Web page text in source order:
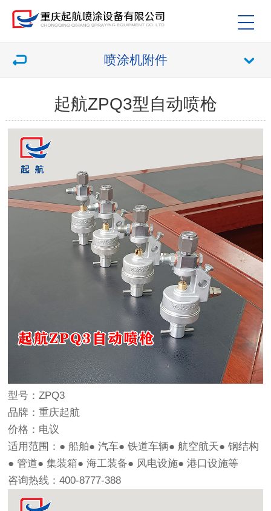
喷涂机附件
起航ZPQ3型自动喷枪
型号：ZPQ3
品牌：重庆起航
价格：电议
适用范围：● 船舶● 汽车● 铁道车辆● 航空航天● 钢结构
● 管道● 集装箱● 海工装备● 风电设施● 港口设施等
咨询热线：400-8777-388